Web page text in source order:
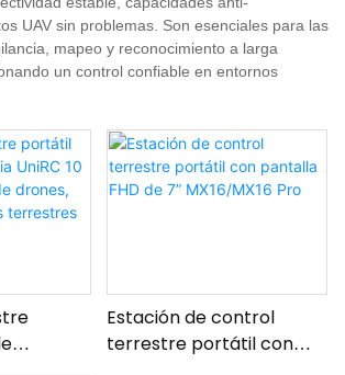
UAV sin problemas. Son esenciales para las
mapeo y reconocimiento a larga
un control confiable en entornos
Estación de control
terrestre portátil con